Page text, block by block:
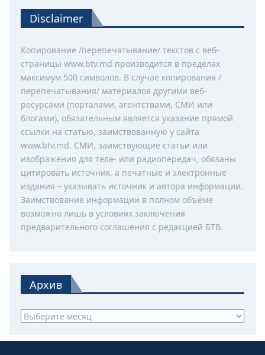
Disclaimer
Копирование /перепечатывание/ текстов с веб-
страницы www.btv.md производится в пределах
максимум 500 символов. В случае копирования /
перепечатывания/ материалов другими веб-
ресурсами (порталами, агентствами, СМИ или
блогами), обязательным является указание прямой
ссылки на статью, заимствованную у сайта
www.btv.md. СМИ, заимствующие статьи или
изображения для теле- или радиопередач, обязаны
цитировать источник, а печатные и электронные
издания – указывать источник и автора информации.
Заимствование информации в полном объёме
возможно лишь в условиях заключения
предварительного соглашения с редакцией БТВ.
Архив
Архив